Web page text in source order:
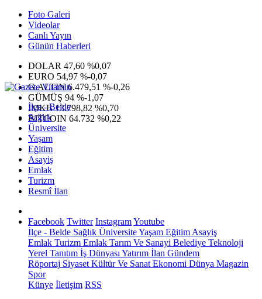
Foto Galeri
Videolar
Canlı Yayın
Günün Haberleri
DOLAR 47,60 %0,07
EURO 54,97 %-0,07
G.ALTIN6.479,51 %-0,26
GÜMÜŞ 94 %-1,07
IMKB13.798,82 %0,70
BITCOIN 64.732 %0,22
İlçe - Belde
Sağlık
Üniversite
Yaşam
Eğitim
Asayiş
Emlak
Turizm
Resmî İlan
Facebook Twitter InstagramYoutube
İlçe - Belde Sağlık ÜniversiteYaşam Eğitim Asayiş
Emlak Turizm Emlak Tarım Ve Sanayi Belediye Teknoloji
Yerel Tanıtım İş Dünyası Yatırım İlan Gündem
Röportaj Siyaset Kültür Ve Sanat Ekonomi Dünya Magazin
Spor
Künye İletişim RSS